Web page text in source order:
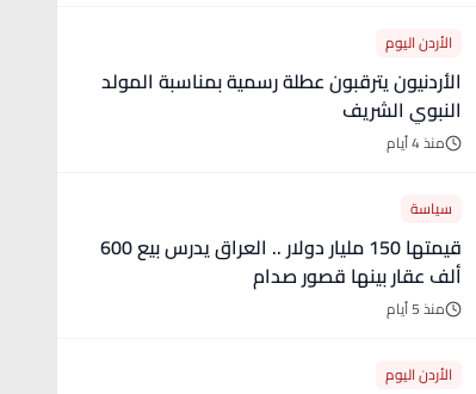
الأردن اليوم
الأردنيون يترقبون عطلة رسمية بمناسبة المولد
النبوي الشريف
منذ 4 أيام
سياسة
قيمتها 150 مليار دولار .. العراق يدرس بيع 600
ألف عقار بينها قصور صدام
منذ 5 أيام
الأردن اليوم